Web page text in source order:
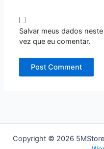
Salvar meus dados
vez que eu comentar.
Copyright © 2026